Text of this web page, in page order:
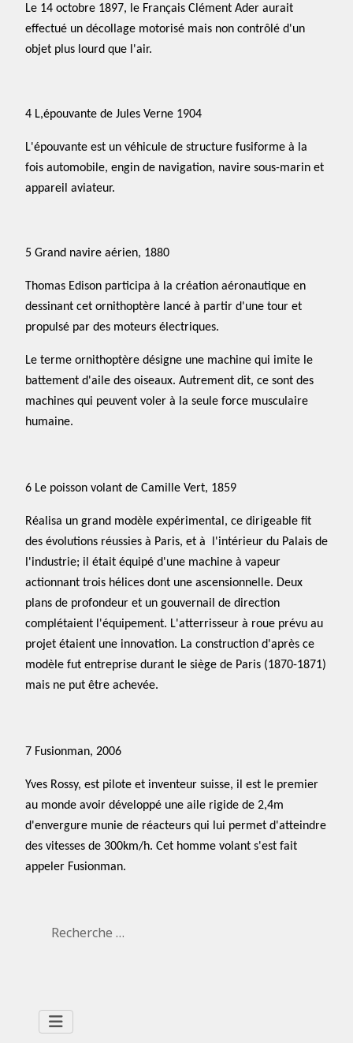
Le 14 octobre 1897, le Français Clément Ader aurait
effectué un décollage motorisé mais non contrôlé d'un
objet plus lourd que l'air.
4 L,épouvante de Jules Verne 1904
L'épouvante est un véhicule de structure fusiforme à la
fois automobile, engin de navigation, navire sous-marin et
appareil aviateur.
5 Grand navire aérien, 1880
Thomas Edison participa à la création aéronautique en
dessinant cet ornithoptère lancé à partir d'une tour et
propulsé par des moteurs électriques.
Le terme ornithoptère désigne une machine qui imite le
battement d'aile des oiseaux. Autrement dit, ce sont des
machines qui peuvent voler à la seule force musculaire
humaine.
6 Le poisson volant de Camille Vert, 1859
Réalisa un grand modèle expérimental, ce dirigeable fit
des évolutions réussies à Paris, et à l'intérieur du Palais de
l'industrie; il était équipé d'une machine à vapeur
actionnant trois hélices dont une ascensionnelle. Deux
plans de profondeur et un gouvernail de direction
complétaient l'équipement. L'atterrisseur à roue prévu au
projet étaient une innovation. La construction d'après ce
modèle fut entreprise durant le siège de Paris (1870-1871)
mais ne put être achevée.
7 Fusionman, 2006
Yves Rossy, est pilote et inventeur suisse, il est le premier
au monde avoir développé une aile rigide de 2,4m
d'envergure munie de réacteurs qui lui permet d'atteindre
des vitesses de 300km/h. Cet homme volant s'est fait
appeler Fusionman.
Rechercher